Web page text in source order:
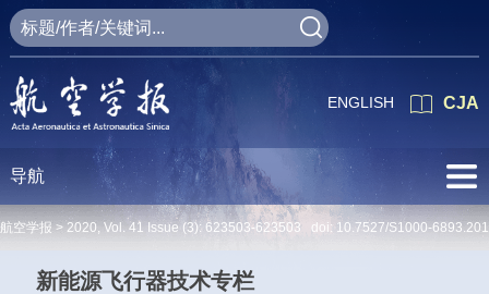
CJA
ENGLISH
导航
航空学报 > 2020, Vol. 41 Issue (3): 623503-623503 doi: 10.7527/S1000-
新能源飞行器技术专栏